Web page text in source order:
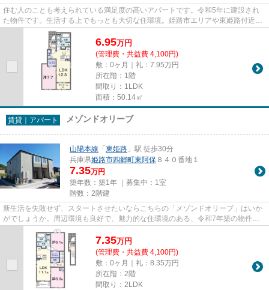
住む人のことも考えられている満足度の高いアパートです。令和5年に建設され
た物件です。生活する上でもっとも大切な住環境。姫路市エリアや東姫路付近で
あなたのライフスタイルに合っ...
6.95万円
(管理費・共益費 4,100円)
敷：0ヶ月｜礼：7.95万円
所在階：1階
間取り：1LDK
面積：50.14㎡
賃貸｜アパート メゾンドオリーブ
山陽本線 「東姫路 」駅 徒歩30分
兵庫県姫路市四郷町東阿保 ８４０番地１
7.35万円
築年数：築1年 ｜募集中： 1室
階数：2階建
新生活を失敗せず、スタートさせたいならこちらの「メゾンドオリーブ」はいか
がでしょうか。周辺環境も良好で、魅力的な住環境のある、令和7年築の物件で
す。こちらの物件はアパートで...
7.35万円
(管理費・共益費 4,100円)
敷：0ヶ月｜礼：8.35万円
所在階：2階
間取り：2LDK